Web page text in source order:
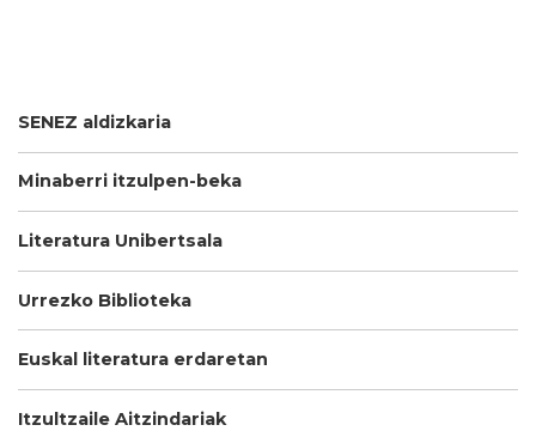
SENEZ aldizkaria
Minaberri itzulpen-beka
Literatura Unibertsala
Urrezko Biblioteka
Euskal literatura erdaretan
Itzultzaile Aitzindariak